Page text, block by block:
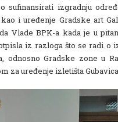
sufinansirati izgradnju
i uređenje Gradske art
Vlade BPK-a kada je u
iz razloga što se radi o
odnosno Gradske zone u
za uređenje izletišta